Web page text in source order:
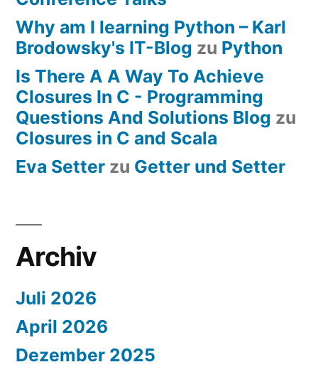
Why am I learning Python – Karl
Brodowsky's IT-Blog zu Python
Is There A A Way To Achieve
Closures In C - Programming
Questions And Solutions Blog zu
Closures in C and Scala
Eva Setter zu Getter und Setter
Archiv
Juli 2026
April 2026
Dezember 2025